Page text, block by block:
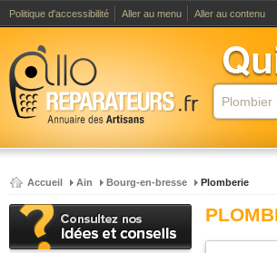
Politique d'accessibilité Aller au menu Aller au contenu
Accueil Ain Bourg-en-bresse Plomberie